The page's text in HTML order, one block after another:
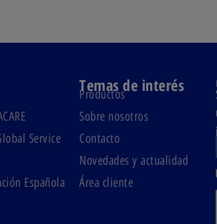
Service
Española
Temas de interés
Productos
Sobre nosotros
Contacto
Novedades y actualidad
Área cliente